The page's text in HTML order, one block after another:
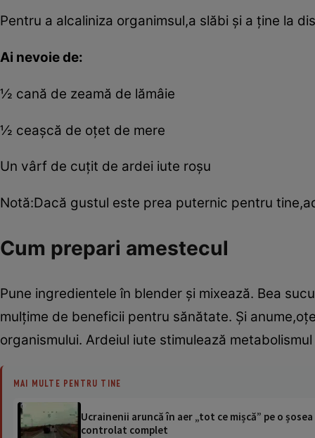
Pentru a alcaliniza organimsul,a slăbi şi a ţine la
Ai nevoie de:
½ cană de zeamă de lămâie
½ ceaşcă de oţet de mere
Un vârf de cuţit de ardei iute roşu
Notă:Dacă gustul este prea puternic pentru
Cum prepari amestecul
Pune ingredientele în blender şi mixează. Bea
mulţime de beneficii pentru sănătate. Şi
organismului. Ardeiul iute stimulează
MAI MULTE PENTRU TINE
Ucrainenii aruncă în aer „tot ce mișcă” pe o
controlat complet